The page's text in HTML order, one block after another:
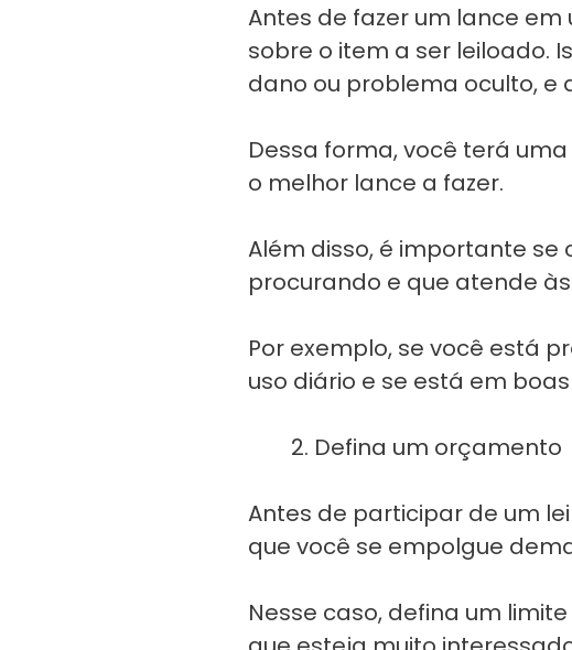
Antes de fazer um lance
sobre o item a ser leiloado.
dano ou problema oculto, e
Dessa forma, você terá
o melhor lance a fazer.
Além disso, é importante
procurando e que atende
Por exemplo, se você está
uso diário e se está em
Defina um orçamento
Antes de participar de um
que você se empolgue
Nesse caso, defina um